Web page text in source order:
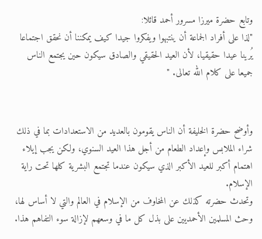
وتابع حضرة ميرزا مسرور أحمد قائلا:
"لذا على أفراد الجماعة أن ينتبهوا ويفكروا جيدا كيف يمكننا أن نحقق اجتماعا
يُرينا عيدا حقيقيا، لأن العيد الحقيقي والصادق سيكون حين يجتمع الناس
جميعا على كلام الله تعالى. "
وأوضح حضرة الخليفة أن الناس يقومون بالعديد من الاستعدادات بما في ذلك
شراء الملابس وإعداد الطعام من أجل هذا العيد السنوي، ولكن يجب إيلاء
اهتمام أكبر للعيد الأكبر الذي سيكون عندما تجتمع البشرية كلها تحت راية
الإسلام.
وتحدث حضرته كذلك عن المخاوف من الإسلام في العالم والتي لا أساس لها،
وحث المسلمين الأحمديين على بذل كل ما في وسعهم لإزالة سوء التفاهم هذا.